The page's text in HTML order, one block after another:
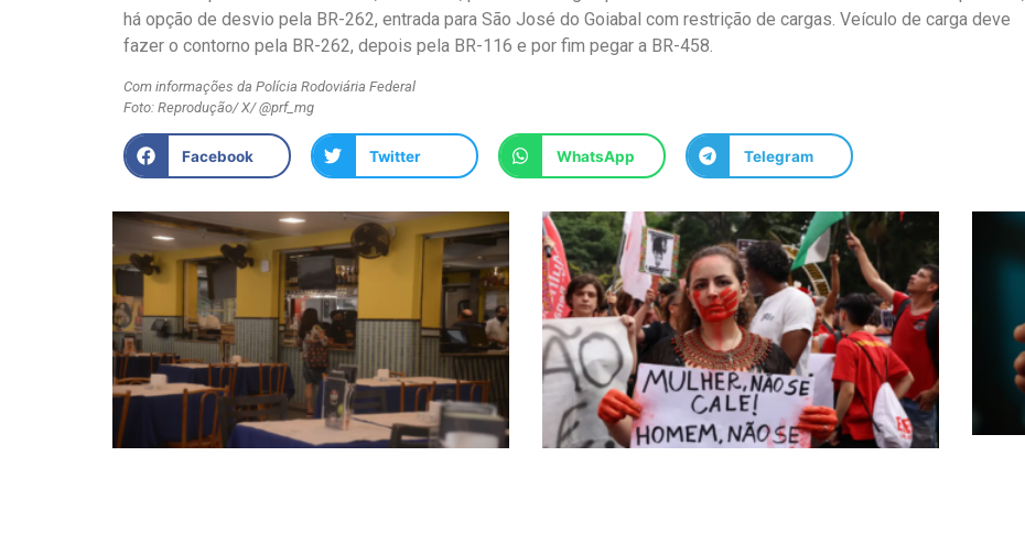
há opção de desvio pela BR-262, entrada para São José do Goiabal com restrição de cargas. Veículo de carga deve
fazer o contorno pela BR-262, depois pela BR-116 e por fim pegar a BR-458.
Com informações da Polícia Rodoviária Federal
Foto: Reprodução/ X/ @prf_mg
Facebook Twitter WhatsApp Telegram